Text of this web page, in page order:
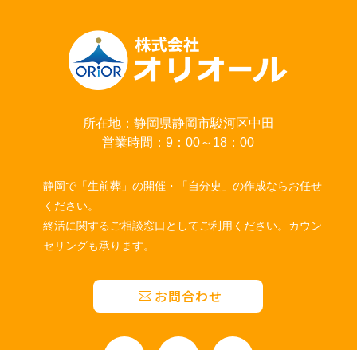
所在地：静岡県静岡市駿河区中田
営業時間：9：00～18：00
静岡で「生前葬」の開催・「自分史」の作成ならお任せ
ください。
終活に関するご相談窓口としてご利用ください。カウン
セリングも承ります。
お問合わせ